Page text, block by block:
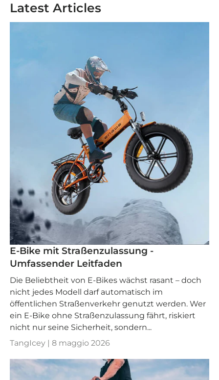
Latest Articles
E-Bike mit Straßenzulassung -
Umfassender Leitfaden
Die Beliebtheit von E-Bikes wächst rasant – doch
nicht jedes Modell darf automatisch im
öffentlichen Straßenverkehr genutzt werden. Wer
ein E-Bike ohne Straßenzulassung fährt, riskiert
nicht nur seine Sicherheit, sondern...
TangIcey | 8 maggio 2026